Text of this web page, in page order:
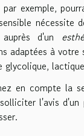
par exemple,
nécessite
auprès d'un
adaptées à
glycolique,
en compte la
l'avis d'un